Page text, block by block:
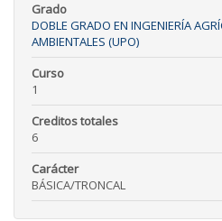
Grado
DOBLE GRADO EN INGENIERÍA
AMBIENTALES (UPO)
Curso
1
Creditos totales
6
Carácter
BÁSICA/TRONCAL